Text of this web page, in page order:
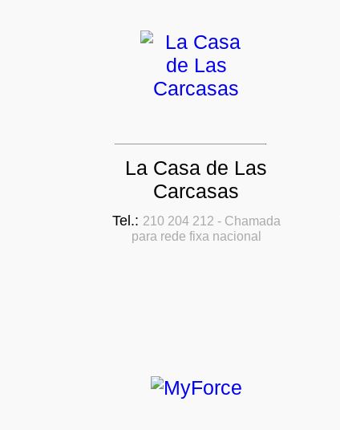
La Casa de Las
Carcasas
Tel.: 210 204 212 - Chamada
para rede fixa nacional